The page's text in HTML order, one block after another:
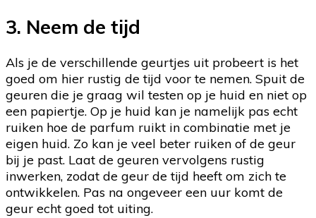
3. Neem de tijd
Als je de verschillende geurtjes uit probeert is het
goed om hier rustig de tijd voor te nemen. Spuit de
geuren die je graag wil testen op je huid en niet op
een papiertje. Op je huid kan je namelijk pas echt
ruiken hoe de parfum ruikt in combinatie met je
eigen huid. Zo kan je veel beter ruiken of de geur
bij je past. Laat de geuren vervolgens rustig
inwerken, zodat de geur de tijd heeft om zich te
ontwikkelen. Pas na ongeveer een uur komt de
geur echt goed tot uiting.